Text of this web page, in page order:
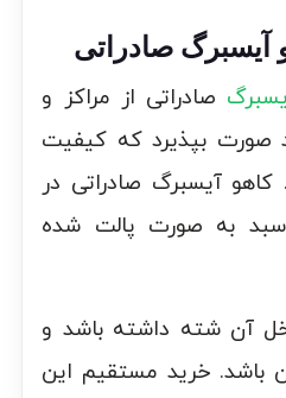
آیسبرگ صادراتی
صادراتی از مراکز و
صورت بپذیرد که کیفیت
کاهو آیسبرگ صادراتی در
به صورت پالت شده
آن شته داشته باشد و
باشد. خرید مستقیم این